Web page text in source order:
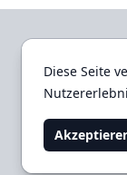
Diese Seite
Diese Seite